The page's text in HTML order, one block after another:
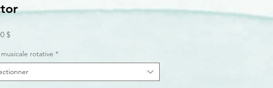
$
rotative *